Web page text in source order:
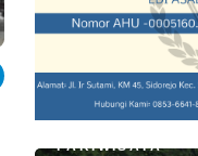
PARIWISATA